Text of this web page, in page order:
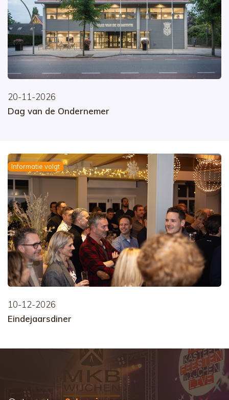
20-11-2026
Dag van de Ondernemer
Informatie volgt
10-12-2026
Eindejaarsdiner